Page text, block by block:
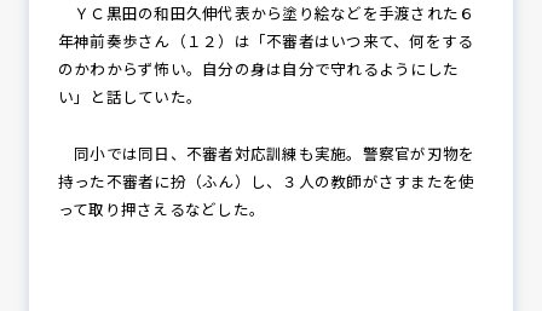
防犯協力会について
ＹＣ黒田の和田久伸代表から塗り絵などを手渡された６
年神前奏歩さん（１２）は「不審者はいつ来て、何をする
のかわからず怖い。自分の身は自分で守れるようにした
い」と話していた。
同小では同日、不審者対応訓練も実施。警察官が刃物を
持った不審者に扮（ふん）し、３人の教師がさすまたを使
って取り押さえるなどした。